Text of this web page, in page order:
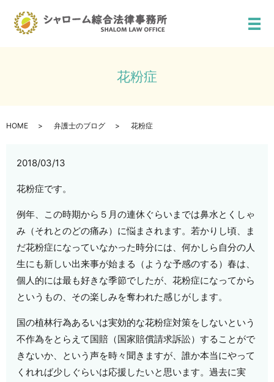
メ
花粉症
HOME 弁護士のブログ 花粉症
2018/03/13
花粉症です。
例年、この時期から５月の連休ぐらいまでは鼻水とくしゃ
み（それとのどの痛み）に悩まされます。若かりし頃、ま
だ花粉症になっていなかった時分には、何かしら自分の人
生にも新しい出来事が始まる（ような予感のする）春は、
個人的には最も好きな季節でしたが、花粉症になってから
というもの、その楽しみを奪われた感じがします。
国の植林行為あるいは実効的な花粉症対策をしないという
不作為をとらえて国賠（国家賠償請求訴訟）することがで
きないか、という声を時々聞きますが、誰か本当にやって
くれれば少しぐらいは応援したいと思います。過去に実